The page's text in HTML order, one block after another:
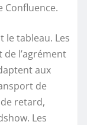
Confluence.
le tableau. Les
l’agrément
aux
de
retard,
Les